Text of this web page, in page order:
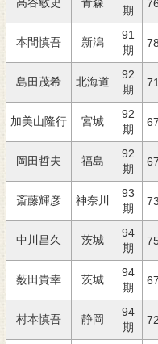
期
本間慎吾 新潟
91
期
島田茂希 北海道
92
期
加美山隆行 宮城
92
期
岡田哲夫 福島
92
期
斎藤輝彦 神奈川
93
期
中川昌久 茨城
94
期
薮田貴幸 茨城
94
期
村本慎吾 静岡
94
期